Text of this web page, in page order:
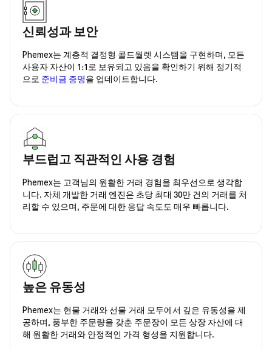
신뢰성과 보안
Phemex는 계층적 결정형 콜드월렛 시스템을 구현하며, 모든
사용자 자산이 1:1로 보유되고 있음을 확인하기 위해 정기적
으로 준비금 증명을 업데이트합니다.
부드럽고 직관적인 사용 경험
Phemex는 고객님의 원활한 거래 경험을 최우선으로 생각합
니다. 자체 개발한 거래 엔진은 초당 최대 30만 건의 거래를 처
리할 수 있으며, 주문에 대한 응답 속도도 매우 빠릅니다.
높은 유동성
Phemex는 현물 거래와 선물 거래 모두에서 깊은 유동성을 제
공하며, 풍부한 주문량을 갖춘 주문장이 모든 상장 자산에 대
해 원활한 거래와 안정적인 가격 형성을 지원합니다.